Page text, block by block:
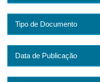
Tipo de Documento
Data de Publicação